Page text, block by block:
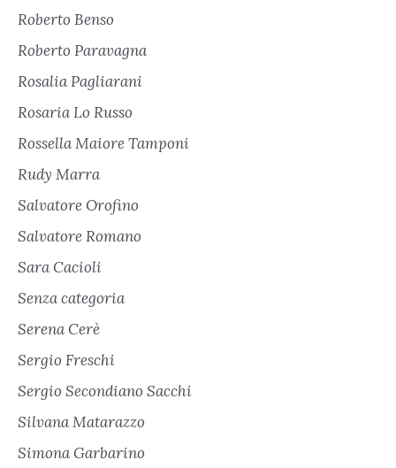
Roberto Benso
Roberto Paravagna
Rosalia Pagliarani
Rosaria Lo Russo
Rossella Maiore Tamponi
Rudy Marra
Salvatore Orofino
Salvatore Romano
Sara Cacioli
Senza categoria
Serena Cerè
Sergio Freschi
Sergio Secondiano Sacchi
Silvana Matarazzo
Simona Garbarino